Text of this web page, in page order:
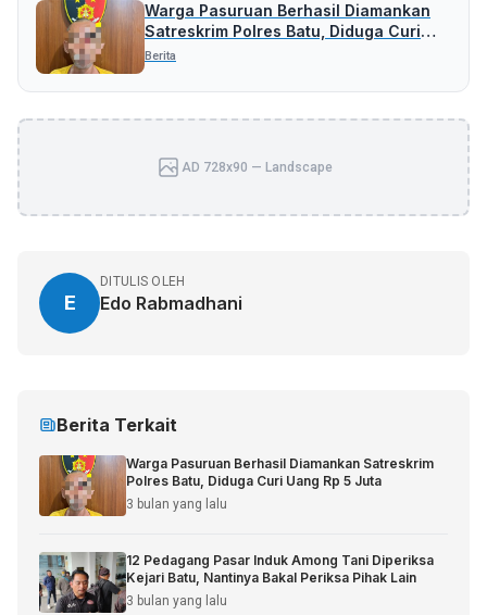
Warga Pasuruan Berhasil Diamankan
Satreskrim Polres Batu, Diduga Curi
Uang Rp 5 Juta
Berita
AD 728x90 — Landscape
E
DITULIS OLEH
Edo Rabmadhani
Berita Terkait
Warga Pasuruan Berhasil Diamankan Satreskrim
Polres Batu, Diduga Curi Uang Rp 5 Juta
3 bulan yang lalu
12 Pedagang Pasar Induk Among Tani Diperiksa
Kejari Batu, Nantinya Bakal Periksa Pihak Lain
3 bulan yang lalu